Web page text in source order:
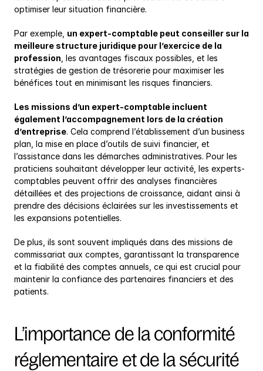
optimiser leur situation financière.
Par exemple, un expert-comptable peut conseiller sur la
meilleure structure juridique pour l’exercice de la
profession , les avantages fiscaux possibles, et les
stratégies de gestion de trésorerie pour maximiser les
bénéfices tout en minimisant les risques financiers.
Les missions d’un expert-comptable incluent
également l’accompagnement lors de la création
d’entreprise. Cela comprend l’établissement d’un business
plan, la mise en place d’outils de suivi financier, et
l’assistance dans les démarches administratives. Pour les
praticiens souhaitant développer leur activité, les experts-
comptables peuvent offrir des analyses financières
détaillées et des projections de croissance, aidant ainsi à
prendre des décisions éclairées sur les investissements et
les expansions potentielles.
De plus, ils sont souvent impliqués dans des missions de
commissariat aux comptes, garantissant la transparence
et la fiabilité des comptes annuels, ce qui est crucial pour
maintenir la confiance des partenaires financiers et des
patients.
L’importance de la conformité
réglementaire et de la sécurité